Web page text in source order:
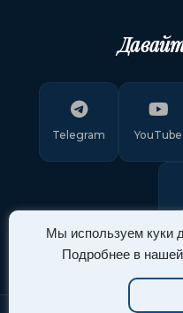
Мы используем куки
Подробнее в нашей
Telegram YouTube